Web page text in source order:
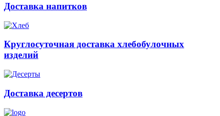
Доставка напитков
Круглосуточная доставка хлебобулочных
изделий
Доставка десертов